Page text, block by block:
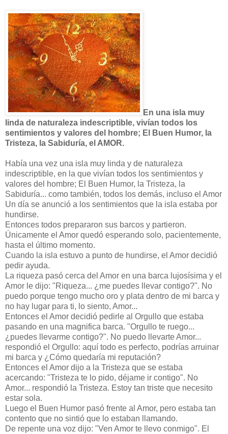
En una isla muy
linda de naturaleza indescriptible, vivían todos los
sentimientos y valores del hombre; El Buen Humor, la
Tristeza, la Sabiduría, el AMOR.
Había una vez una isla muy linda y de naturaleza
indescriptible, en la que vivían todos los sentimientos y
valores del hombre; El Buen Humor, la Tristeza, la
Sabiduría... como también, todos los demás, incluso el Amor
Un día se anunció a los sentimientos que la isla estaba por
hundirse.
Entonces todos prepararon sus barcos y partieron.
Únicamente el Amor quedó esperando solo, pacientemente,
hasta el último momento.
Cuando la isla estuvo a punto de hundirse, el Amor decidió
pedir ayuda.
La riqueza pasó cerca del Amor en una barca lujosísima y el
Amor le dijo: "Riqueza... ¿me puedes llevar contigo?". No
puedo porque tengo mucho oro y plata dentro de mi barca y
no hay lugar para ti, lo siento, Amor...
Entonces el Amor decidió pedirle al Orgullo que estaba
pasando en una magnifica barca. "Orgullo te ruego...
¿puedes llevarme contigo?". No puedo llevarte Amor...
respondió el Orgullo: aquí todo es perfecto, podrías arruinar
mi barca y ¿Cómo quedaría mi reputación?
Entonces el Amor dijo a la Tristeza que se estaba
acercando: "Tristeza te lo pido, déjame ir contigo". No
Amor... respondió la Tristeza. Estoy tan triste que necesito
estar sola.
Luego el Buen Humor pasó frente al Amor, pero estaba tan
contento que no sintió que lo estaban llamando.
De repente una voz dijo: "Ven Amor te llevo conmigo". El